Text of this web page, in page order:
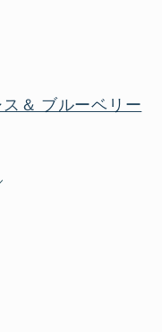
＆ ブルーベリー